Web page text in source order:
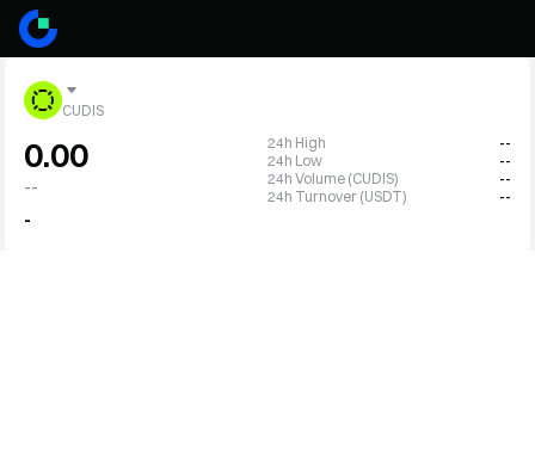
CUDIS
0.00
--
-
24h High
--
24h Low
--
24h Volume (CUDIS)
--
24h Turnover (USDT)
--